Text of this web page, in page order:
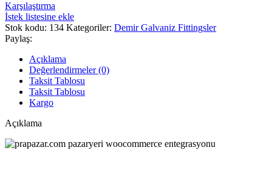
Karşılaştırma
İstek listesine ekle
Stok kodu: 134 Kategoriler: Demir Galvaniz Fittingsler
Paylaş:
Açıklama
Değerlendirmeler (0)
Taksit Tablosu
Taksit Tablosu
Kargo
Açıklama